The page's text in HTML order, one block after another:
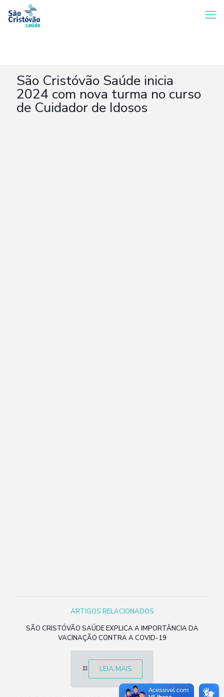
São Cristóvão Saúde inicia
2024 com nova turma no curso
de Cuidador de Idosos
ARTIGOS RELACIONADOS
SÃO CRISTÓVÃO SAÚDE EXPLICA A IMPORTÂNCIA DA
VACINAÇÃO CONTRA A COVID-19
LEIA MAIS